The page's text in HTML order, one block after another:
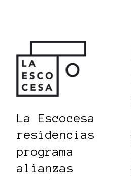
La Escocesa
residencias
programa
alianzas